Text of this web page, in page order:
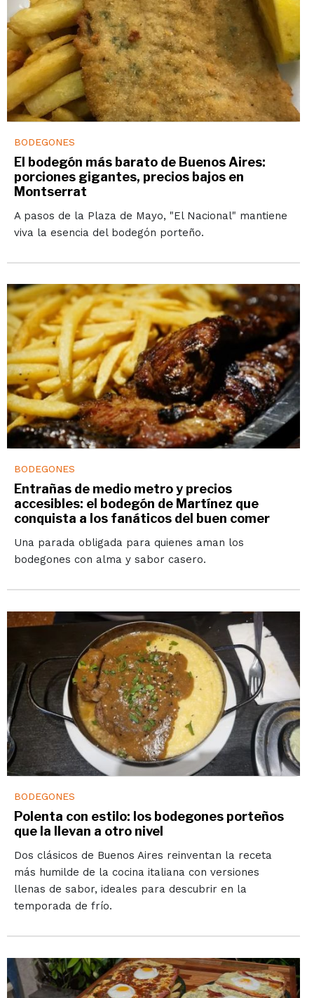
BODEGONES
El bodegón más barato de Buenos Aires:
porciones gigantes, precios bajos en
Montserrat
A pasos de la Plaza de Mayo, "El Nacional" mantiene
viva la esencia del bodegón porteño.
BODEGONES
Entrañas de medio metro y precios
accesibles: el bodegón de Martínez que
conquista a los fanáticos del buen comer
Una parada obligada para quienes aman los
bodegones con alma y sabor casero.
BODEGONES
Polenta con estilo: los bodegones porteños
que la llevan a otro nivel
Dos clásicos de Buenos Aires reinventan la receta
más humilde de la cocina italiana con versiones
llenas de sabor, ideales para descubrir en la
temporada de frío.